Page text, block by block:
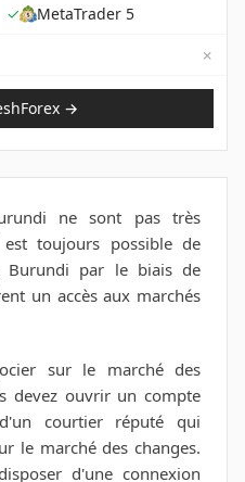
✓
MetaTrader 5
✗
→
ne sont pas très
toujours possible de
Burundi par le biais de
un accès aux marchés
sur le marché des
devez ouvrir un compte
courtier réputé qui
le marché des changes.
d'une connexion